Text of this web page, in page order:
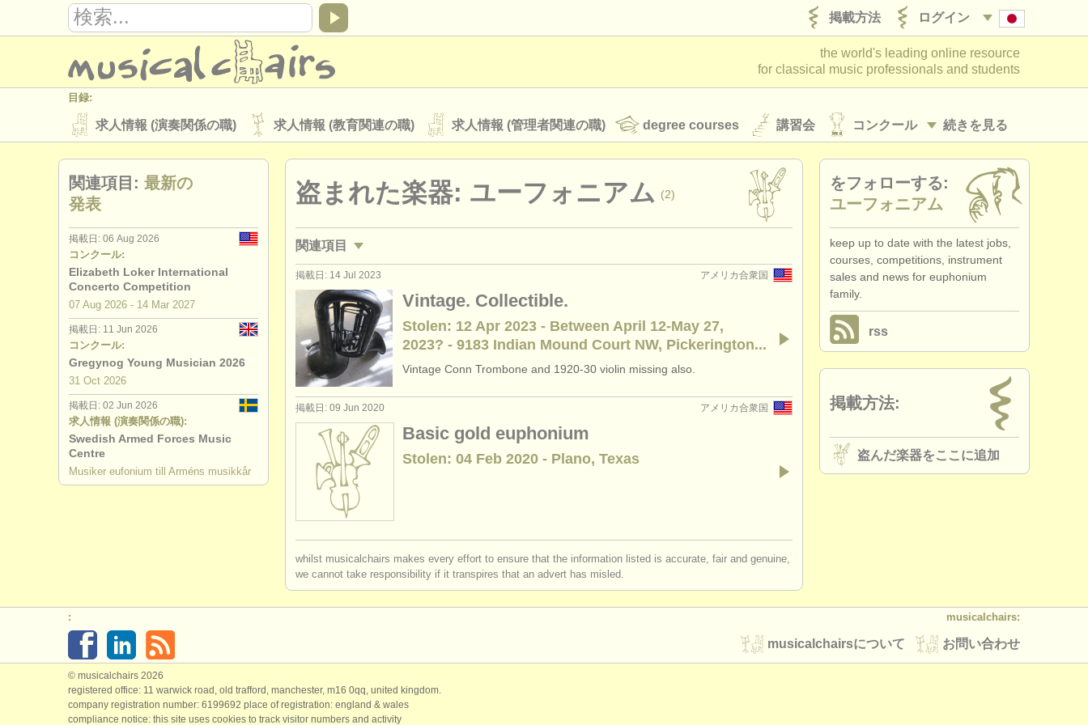
ログイン
掲載方法
the world's leading online resource
for classical music professionals and students
目録:
続きを見る
求人情報 (演奏関係の職) 求人情報 (教育関連の職) 求人情報 (管理者関連の職) degree courses 講習会 コンクール
楽器の販売 盗まれた楽器
ディレクトリー:
musicalchairs:
musicalchairsについて お問い合わせ
出版社:
掲載方法 find out about our ATS ATSfaq ログイン
盗まれた楽器: ユーフォニアム (2)
関連項目
求人情報 (演奏関係の職): ユーフォニアム
講習会: ユーフォニアム
講習会: baritone horn (1)
degree courses: ユーフォニアム
degree courses: baritone horn (7)
コンクール: ユーフォニアム (3)
アメリカ合衆国
掲載日: 14 Jul 2023
Vintage. Collectible.
Stolen: 12 Apr 2023 - Between April 12-May 27,
2023? - 9183 Indian Mound Court NW, Pickerington...
Vintage Conn Trombone and 1920-30 violin missing also.
アメリカ合衆国
掲載日: 09 Jun 2020
Basic gold euphonium
Stolen: 04 Feb 2020 - Plano, Texas
whilst musicalchairs makes every effort to ensure that the information listed is accurate, fair and genuine,
we cannot take responsibility if it transpires that an advert has misled.
関連項目: 最新の
発表
掲載日: 06 Aug 2026
コンクール:
Elizabeth Loker International
Concerto Competition
07 Aug 2026 - 14 Mar 2027
掲載日: 11 Jun 2026
コンクール:
Gregynog Young Musician 2026
31 Oct 2026
掲載日: 02 Jun 2026
求人情報 (演奏関係の職):
Swedish Armed Forces Music
Centre
Musiker eufonium till Arméns musikkår
をフォローする:
ユーフォニアム
keep up to date with the latest jobs,
courses, competitions, instrument
sales and news for euphonium
family.
rss
掲載方法:
盗んだ楽器をここに追加
musicalchairs:
お問い合わせ
musicalchairsについて
:
© musicalchairs 2026
registered office: 11 warwick road, old trafford, manchester, m16 0qq, united kingdom.
company registration number: ​6199692 place of registration: england & wales
compliance notice: ​this site uses cookies to track visitor numbers and activity